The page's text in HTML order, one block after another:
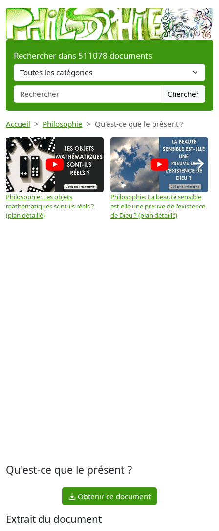
Rechercher dans 511078 documents
Chercher
Accueil Philosophie Qu'est-ce que le présent ?
Philosophie: Les objets
mathématiques sont-ils réels ?
(plan détaillé)
Philosophie: La beauté sensible
est elle une preuve de l'existence
de Dieu ? (plan détaillé)
→
Qu'est-ce que le présent ?
Obtenir ce document
Extrait du document